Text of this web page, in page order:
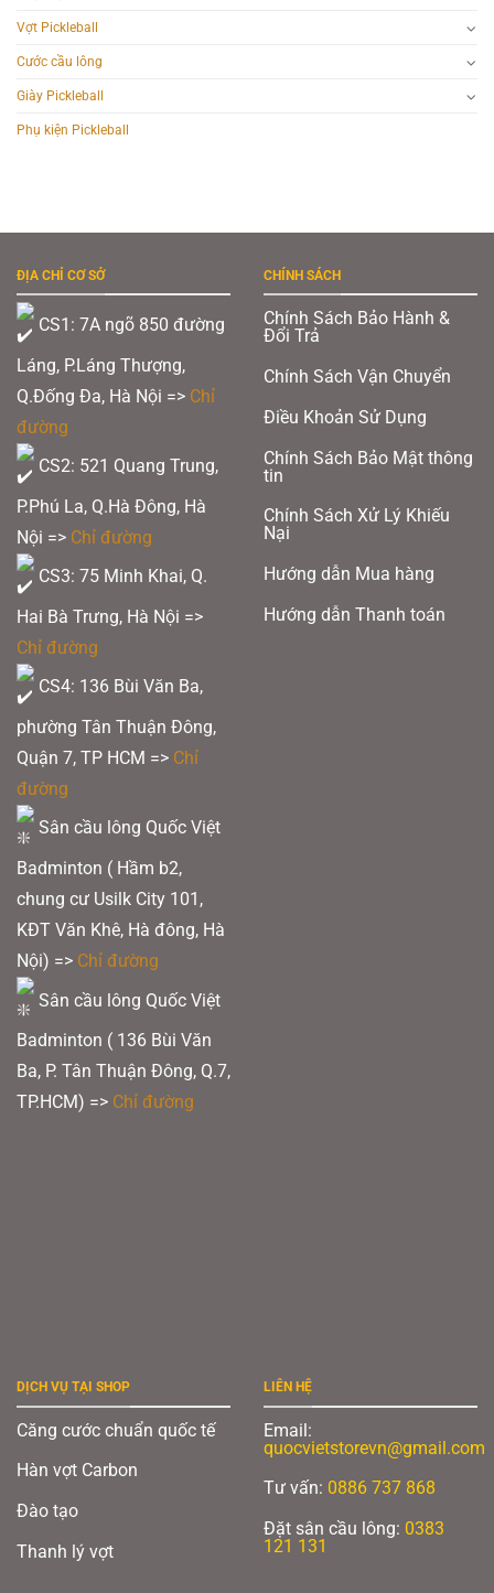
Vợt Pickleball
Cước cầu lông
Giày Pickleball
Phụ kiện Pickleball
ĐỊA CHỈ CƠ SỞ
CS1: 7A ngõ 850 đường
Láng, P.Láng Thượng,
Q.Đống Đa, Hà Nội => Chỉ
đường
CS2: 521 Quang Trung,
P.Phú La, Q.Hà Đông, Hà
Nội => Chỉ đường
CS3: 75 Minh Khai, Q.
Hai Bà Trưng, Hà Nội =>
Chỉ đường
CS4: 136 Bùi Văn Ba,
phường Tân Thuận Đông,
Quận 7, TP HCM => Chỉ
đường
Sân cầu lông Quốc Việt
Badminton ( Hầm b2,
chung cư Usilk City 101,
KĐT Văn Khê, Hà đông, Hà
Nội) => Chỉ đường
Sân cầu lông Quốc Việt
Badminton ( 136 Bùi Văn
Ba, P. Tân Thuận Đông, Q.7,
TP.HCM) => Chỉ đường
CHÍNH SÁCH
Chính Sách Bảo Hành &
Đổi Trả
Chính Sách Vận Chuyển
Điều Khoản Sử Dụng
Chính Sách Bảo Mật thông
tin
Chính Sách Xử Lý Khiếu
Nại
Hướng dẫn Mua hàng
Hướng dẫn Thanh toán
DỊCH VỤ TẠI SHOP
Căng cước chuẩn quốc tế
Hàn vợt Carbon
Đào tạo
Thanh lý vợt
LIÊN HỆ
Email:
quocvietstorevn@gmail.com
Tư vấn: 0886 737 868
Đặt sân cầu lông: 0383
121 131